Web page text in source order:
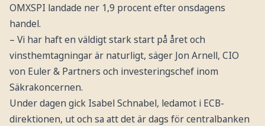
OMXSPI landade ner 1,9 procent efter onsdagens
handel.
– Vi har haft en väldigt stark start på året och
vinsthemtagningar är naturligt, säger Jon Arnell, CIO
von Euler & Partners och investeringschef inom
Säkrakoncernen.
Under dagen gick Isabel Schnabel, ledamot i ECB-
direktionen, ut och sa att det är dags för centralbanken